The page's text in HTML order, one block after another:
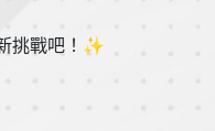
挑戰吧！✨